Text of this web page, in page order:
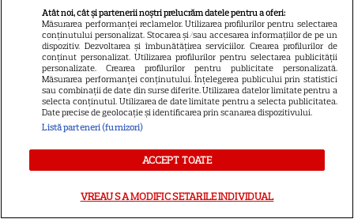
7
Ryan Gosling este noul Ghost
Rider din Universul Marvel.
Anunțul făcut la Comic-Con i-
a entuziasmat pe fani
DISNEY PLUS
„Diavolul se îmbracă de la
Prada 2” s-a lansat pe Disney+.
Hathaway revin la revista
Atât noi, cât și partenerii noștri prelucrăm datele pentru a oferi:
Măsurarea performanței reclamelor. Utilizarea profilurilor pentru selectarea
conținutului personalizat. Stocarea și/sau accesarea informațiilor de pe un
dispozitiv. Dezvoltarea și îmbunătățirea serviciilor. Crearea profilurilor de
conținut personalizat. Utilizarea profilurilor pentru selectarea publicității
personalizate. Crearea profilurilor pentru publicitate personalizată.
Măsurarea performanței conținutului. Înțelegerea publicului prin statistici
sau combinații de date din surse diferite. Utilizarea datelor limitate pentru a
selecta conținutul. Utilizarea de date limitate pentru a selecta publicitatea.
Date precise de geolocație și identificarea prin scanarea dispozitivului.
Listă parteneri (furnizori)
ACCEPT TOATE
VREAU SA MODIFIC SETARILE INDIVIDUAL